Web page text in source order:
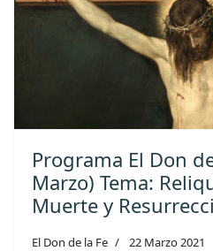
Programa El Don
Marzo) Tema:
Muerte y
El Don de la Fe 22 Marzo 2021